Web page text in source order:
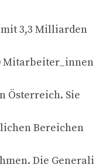
3,3 Milliarden
Mitarbeiter_innen
Österreich. Sie
Bereichen
Die Generali